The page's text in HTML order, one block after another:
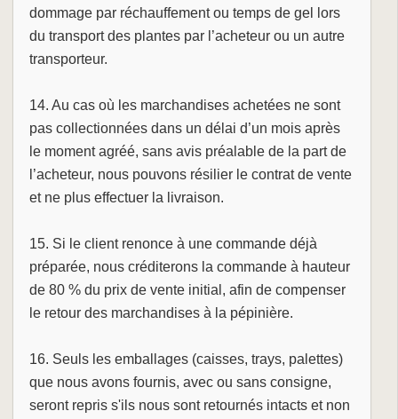
dommage par réchauffement ou temps de gel lors
du transport des plantes par l’acheteur ou un autre
transporteur.
14. Au cas où les marchandises achetées ne sont
pas collectionnées dans un délai d’un mois après
le moment agréé, sans avis préalable de la part de
l’acheteur, nous pouvons résilier le contrat de vente
et ne plus effectuer la livraison.
15. Si le client renonce à une commande déjà
préparée, nous créditerons la commande à hauteur
de 80 % du prix de vente initial, afin de compenser
le retour des marchandises à la pépinière.
16. Seuls les emballages (caisses, trays, palettes)
que nous avons fournis, avec ou sans consigne,
seront repris s'ils nous sont retournés intacts et non